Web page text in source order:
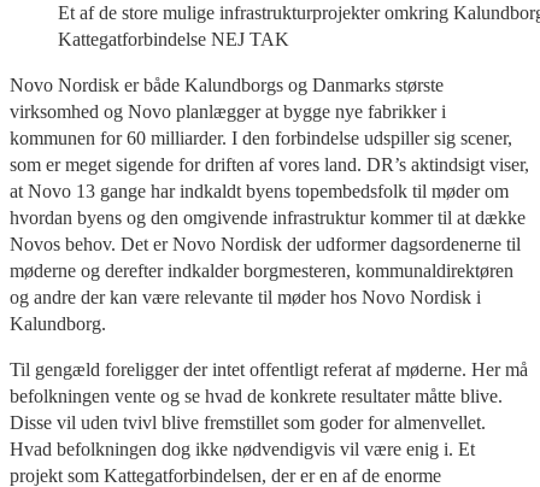
Et af de store mulige infrastrukturprojekter omkring
Kattegatforbindelse NEJ TAK
Novo Nordisk er både Kalundborgs og Danmarks største
virksomhed og Novo planlægger at bygge nye fabrikker i
kommunen for 60 milliarder. I den forbindelse udspiller sig scener,
som er meget sigende for driften af vores land. DR’s aktindsigt viser,
at Novo 13 gange har indkaldt byens topembedsfolk til møder om
hvordan byens og den omgivende infrastruktur kommer til at dække
Novos behov. Det er Novo Nordisk der udformer dagsordenerne til
møderne og derefter indkalder borgmesteren, kommunaldirektøren
og andre der kan være relevante til møder hos Novo Nordisk i
Kalundborg.
Til gengæld foreligger der intet offentligt referat af møderne. Her må
befolkningen vente og se hvad de konkrete resultater måtte blive.
Disse vil uden tvivl blive fremstillet som goder for almenvellet.
Hvad befolkningen dog ikke nødvendigvis vil være enig i. Et
projekt som Kattegatforbindelsen, der er en af de enorme